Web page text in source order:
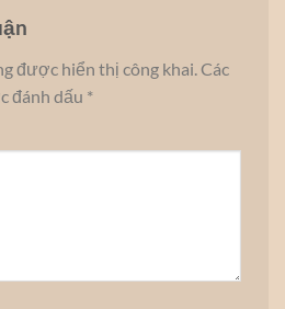
được hiển thị công khai.Các
đánh dấu *